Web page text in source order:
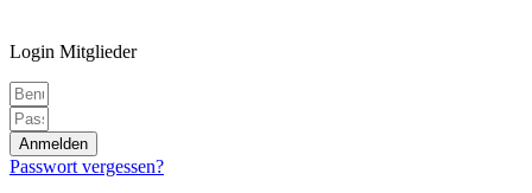
Login Mitglieder
Anmelden
Passwort vergessen?